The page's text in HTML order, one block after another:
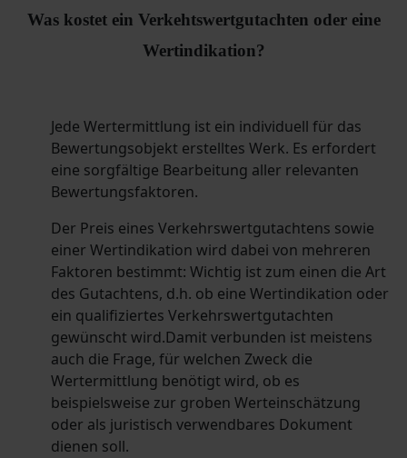
Was kostet ein Verkehtswertgutachten oder eine
Wertindikation?
Jede Wertermittlung ist ein individuell für das
Bewertungsobjekt erstelltes Werk. Es erfordert
eine sorgfältige Bearbeitung aller relevanten
Bewertungsfaktoren.
Der Preis eines Verkehrswertgutachtens sowie
einer Wertindikation wird dabei von mehreren
Faktoren bestimmt: Wichtig ist zum einen die Art
des Gutachtens, d.h. ob eine Wertindikation oder
ein qualifiziertes Verkehrswertgutachten
gewünscht wird.Damit verbunden ist meistens
auch die Frage, für welchen Zweck die
Wertermittlung benötigt wird, ob es
beispielsweise zur groben Werteinschätzung
oder als juristisch verwendbares Dokument
dienen soll.